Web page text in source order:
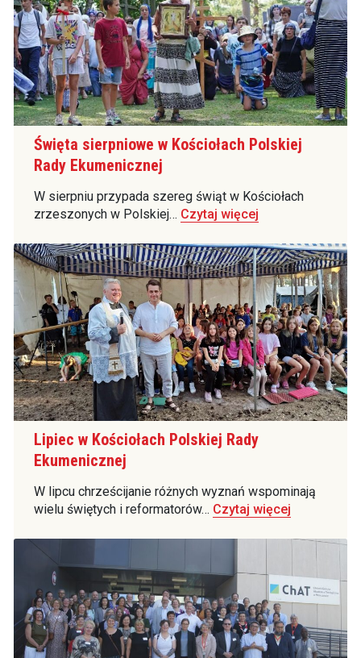
Święta sierpniowe w Kościołach Polskiej
Rady Ekumenicznej
W sierpniu przypada szereg świąt w Kościołach
zrzeszonych w Polskiej… Czytaj więcej
Lipiec w Kościołach Polskiej Rady
Ekumenicznej
W lipcu chrześcijanie różnych wyznań wspominają
wielu świętych i reformatorów… Czytaj więcej